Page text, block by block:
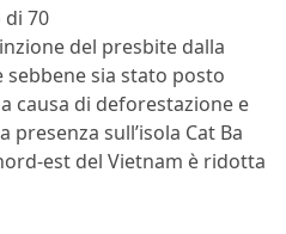
70
del presbite dalla
sebbene sia stato posto
causa di deforestazione e
sull’isola Cat Ba
est del Vietnam è ridotta